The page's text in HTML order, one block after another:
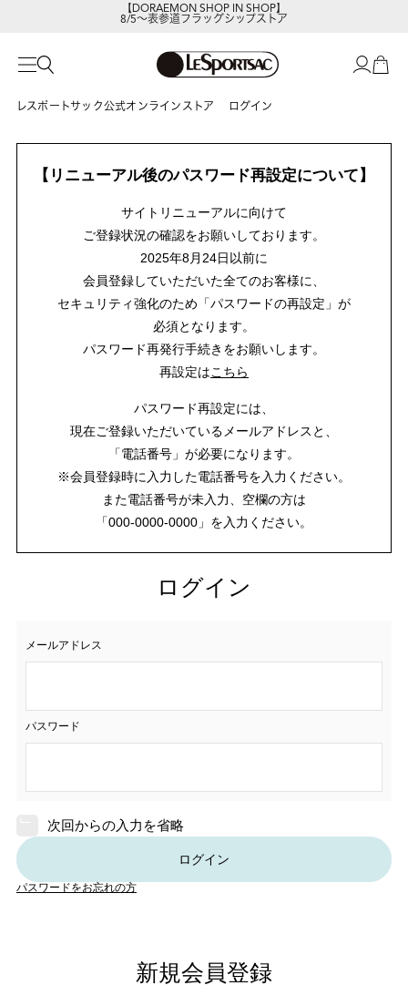
【DORAEMON SHOP IN SHOP】
8/5～表参道フラッグシップストア
レスポートサック公式オンラインストア ログイン
【リニューアル後のパスワード再設定について】
サイトリニューアルに向けて
ご登録状況の確認をお願いしております。
2025年8月24日以前に
会員登録していただいた全てのお客様に、
セキュリティ強化のため「パスワードの再設定」が
必須となります。
パスワード再発行手続きをお願いします。
再設定はこちら
パスワード再設定には、
現在ご登録いただいているメールアドレスと、
「電話番号」が必要になります。
※会員登録時に入力した電話番号を入力ください。
また電話番号が未入力、空欄の方は
「000-0000-0000」を入力ください。
ログイン
メールアドレス
パスワード
次回からの入力を省略
ログイン
パスワードをお忘れの方
新規会員登録